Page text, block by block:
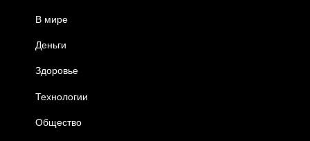
В мире
Деньги
Здоровье
Технологии
Общество